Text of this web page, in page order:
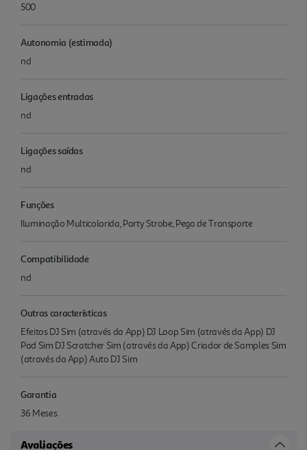
500
Autonomia (estimada)
nd
Ligações entradas
nd
Ligações saídas
nd
Funções
Iluminação Multicolorida, Party Strobe, Pega de Transporte
Compatibilidade
nd
Outras características
Efeitos DJ Sim (através da App) DJ Loop Sim (através da App) DJ
Pad Sim DJ Scratcher Sim (através da App) Criador de Samples Sim
(através da App) Auto DJ Sim
Garantia
36 Meses
Avaliações